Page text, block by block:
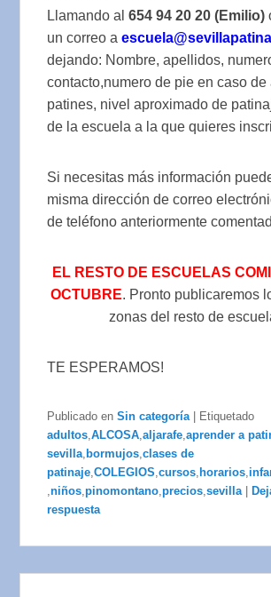
Llamando al654 94 20 20 (Emilio)
un correo a
dejando: Nombre, apellidos,
contacto,numero de pie en caso
patines, nivel aproximado de
de la escuela a la que quieres
Si necesitas más información
misma dirección de correo
de teléfono anteriormente
EL RESTO DE ESCUELAS
OCTUBRE. Pronto publicaremos
zonas del resto de
TE ESPERAMOS!
Publicado en Sin categoría
Etiquetado
adultos,ALCOSA,aljarafe,aprender a
sevilla, bormujos,clases de
patinaje,COLEGIOS,cursos, horarios,
,niños,pinomontano,precios,sevilla
respuesta